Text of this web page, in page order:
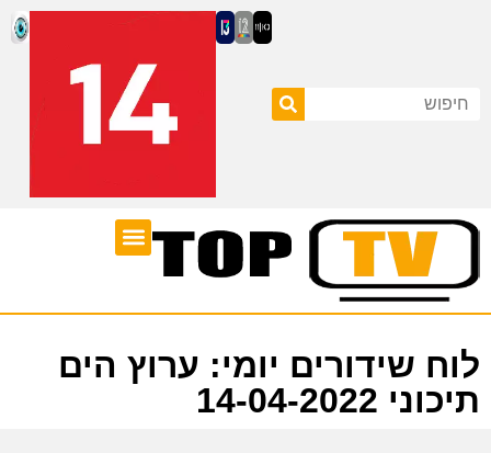
לוח שידורים יומי: ערוץ הים
תיכוני 14-04-2022